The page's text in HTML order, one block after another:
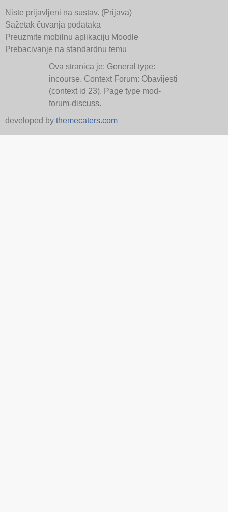
Niste prijavljeni na sustav. (Prijava)
Sažetak čuvanja podataka
Preuzmite mobilnu aplikaciju Moodle
Prebacivanje na standardnu temu
Ova stranica je: General type:
incourse. Context Forum: Obavijesti
(context id 23). Page type mod-
forum-discuss.
developed by themecaters.com